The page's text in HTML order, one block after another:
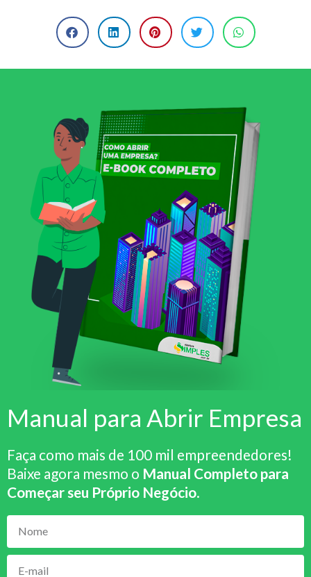
Manual para Abrir Empresa
Faça como mais de 100 mil empreendedores!
Baixe agora mesmo o Manual Completo para
Começar seu Próprio Negócio.